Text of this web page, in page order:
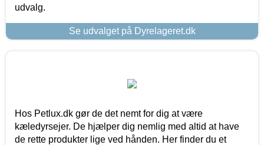
udvalg.
Se udvalget på Dyrelageret.dk
Hos Petlux.dk gør de det nemt for dig at være
kæledyrsejer. De hjælper dig nemlig med altid at have
de rette produkter lige ved hånden. Her finder du et